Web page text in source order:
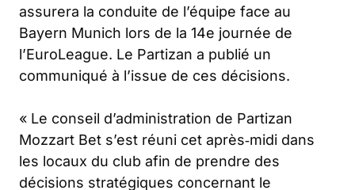
assurera la conduite de l’équipe face au
Bayern Munich lors de la 14e journée de
l’EuroLeague. Le Partizan a publié un
communiqué à l’issue de ces décisions.
« Le conseil d’administration de Partizan
Mozzart Bet s’est réuni cet après‑midi dans
les locaux du club afin de prendre des
décisions stratégiques concernant le